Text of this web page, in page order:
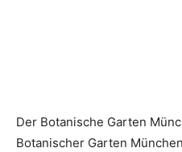
Der Botanische Garten
Botanischer Garten